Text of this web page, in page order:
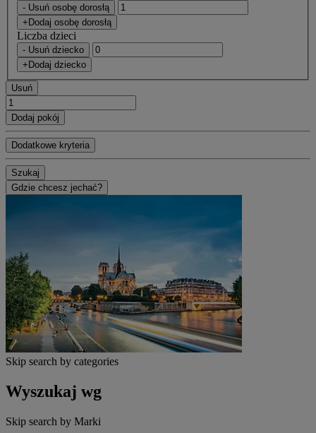
- Usuń osobę dorosłą
+Dodaj osobę dorosłą
Liczba dzieci
- Usuń dziecko
+Dodaj dziecko
Usuń
Dodaj pokój
Dodatkowe kryteria
Szukaj
Gdzie chcesz jechać?
Skip search by categories
Wyszukaj wg
Skip search by Marki